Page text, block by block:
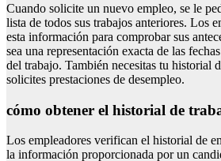
Cuando solicite un nuevo empleo, se le
lista de todos sus trabajos anteriores. Los
esta información para comprobar sus
sea una representación exacta de las
del trabajo. También necesitas tu historial
solicites prestaciones de desempleo.
cómo obtener el historial de
Los empleadores verifican el historial de
la información proporcionada por un